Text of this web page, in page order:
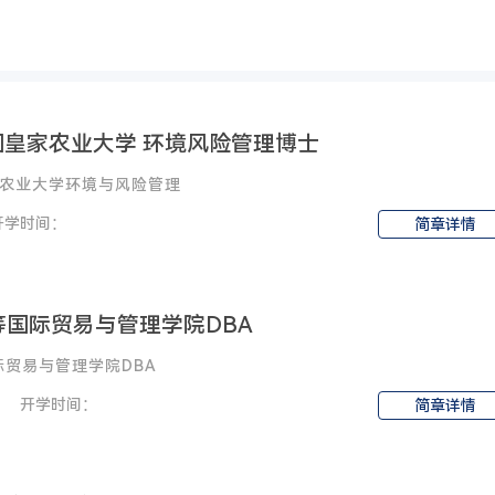
家农业大学 环境风险管理博士
业大学环境与风险管理
时间： 简章详情
国际贸易与管理学院DBA
易与管理学院DBA
开学时间： 简章详情